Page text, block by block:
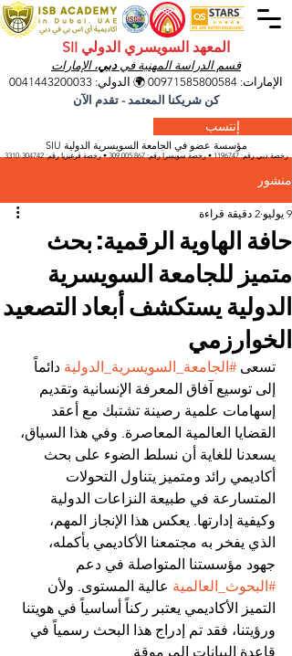
المعهد السويسري الدولي SII
قسم الدراسة المهنية فيدبي، الإمارات
إنتسب
مؤسسة عضو في الجامعة السويسرية الدولية SIU
رخصة دبي رقم:1196747• رخصة سويسرا رقم:309.005.867• رخصة قرغيزيارقم:304742-3310
الإمارات: 00971585800584 🌍 الدولي: 0041443200033
كن شريكنا المعتمد - تقدم الآن
منشور
حافة الهاوية الرقمية: بحث
متميز للجامعة السويسرية
الدولية يستكشف أبعاد التصعيد
الخوارزمي
9 يوليو 2 دقيقة قراءة
تسعى #الجامعة_السويسرية_الدولية دائماً
إلى توسيع آفاق المعرفة الإنسانية وتقديم
إسهامات علمية رصينة تشتبك مع أعقد
القضايا العالمية المعاصرة. وفي هذا السياق،
يسعدنا للغاية أن نسلط الضوء على بحث
أكاديمي رائد ومتميز يتناول التحولات
المتسارعة في طبيعة النزاعات الدولية
وكيفية إدارتها. يعكس هذا الإنجاز المهم،
الذي يفخر به مجتمعنا الأكاديمي بأكمله،
جهود مؤسستنا المتواصلة في دعم
#البحوث_العالمية عالية المستوى. ولأن
التميز الأكاديمي يعتبر ركناً أساسياً في هويتنا
ورؤيتنا، فقد تم إدراج هذا البحث رسمياً في
قاعدة البيانات المرموقة